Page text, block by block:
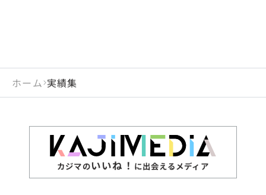
ホーム 実績集
カジマのいいね！ に出会えるメディア